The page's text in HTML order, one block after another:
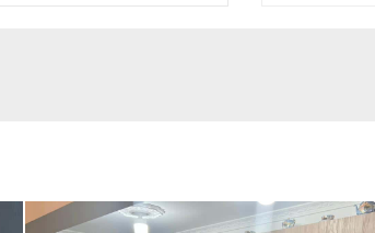
Amoblado Transporte